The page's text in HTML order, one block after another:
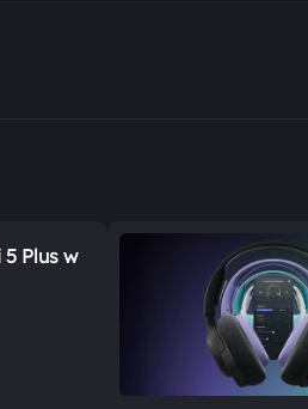
Plus w